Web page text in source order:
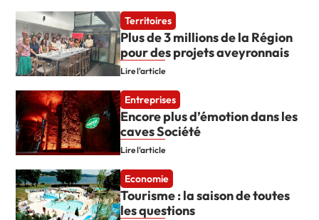
Territoires
Plus de 3 millions de la Région
pour des projets aveyronnais
Lire l'article
Entreprises
Encore plus d’émotion dans les
caves Société
Lire l'article
Economie
Tourisme : la saison de toutes
les questions